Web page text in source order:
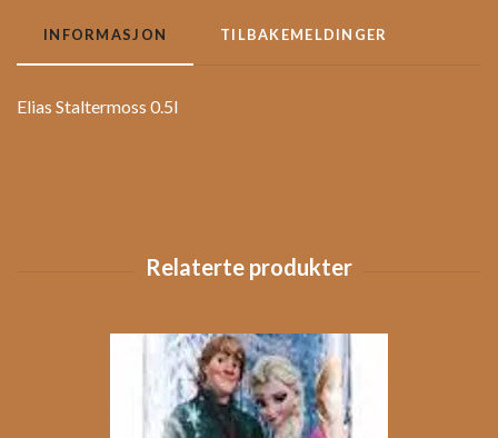
INFORMASJON TILBAKEMELDINGER
Elias Staltermoss 0.5l